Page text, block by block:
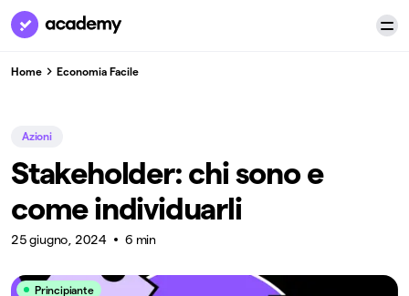
Home Economia Facile
Azioni
Stakeholder: chi sono e
come individuarli
25 giugno, 2024 6 min
Principiante